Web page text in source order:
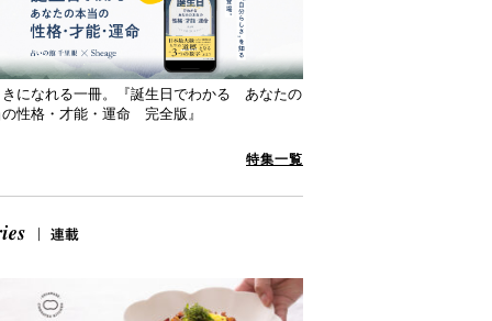
きになれる一冊。『誕生日でわかる あなたの
性格・才能・運命 完全版』
特集一覧